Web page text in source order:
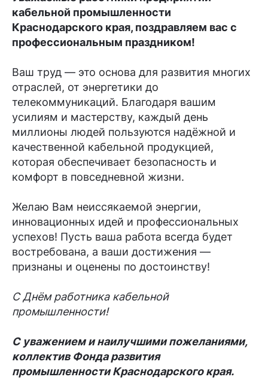
кабельной промышленности
Краснодарского края, поздравляем вас с
профессиональным праздником!
Ваш труд — это основа для развития многих
отраслей, от энергетики до
телекоммуникаций. Благодаря вашим
усилиям и мастерству, каждый день
миллионы людей пользуются надёжной и
качественной кабельной продукцией,
которая обеспечивает безопасность и
комфорт в повседневной жизни.
Желаю Вам неиссякаемой энергии,
инновационных идей и профессиональных
успехов! Пусть ваша работа всегда будет
востребована, а ваши достижения —
признаны и оценены по достоинству!
С Днём работника кабельной
промышленности!
С уважением и наилучшими пожеланиями,
коллектив Фонда развития
промышленности Краснодарского края.